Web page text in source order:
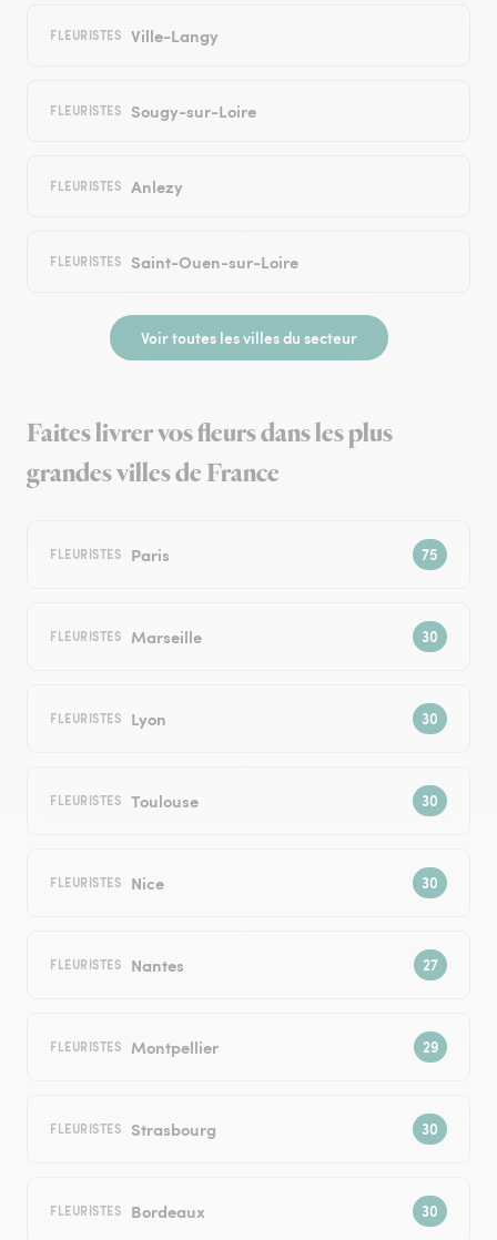
FLEURISTES Ville-Langy
FLEURISTES Sougy-sur-Loire
FLEURISTES Anlezy
FLEURISTES Saint-Ouen-sur-Loire
Voir toutes les villes du secteur
Faites livrer vos fleurs dans les plus
grandes villes de France
FLEURISTES Paris
FLEURISTES Marseille
FLEURISTES Lyon
FLEURISTES Toulouse
FLEURISTES Nice
FLEURISTES Nantes
FLEURISTES Montpellier
FLEURISTES Strasbourg
FLEURISTES Bordeaux